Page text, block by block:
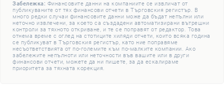
Забележка: Финансовите данни на компаниите се извличат от
публикуваните от тях финансови отчети в Търговския регистър. В
много редки случаи финансовите данни може да бъдат непълни или
неточно извлечени, за което са създадени автоматизирани вътрешни
контроли за тяхното откриване, и те се поправят от редактор. Това
отнема време с оглед на стотиците хиляди отчети, които всяка година
се публикуват в Търговския регистър, като ние поправяме
несъответствията от по-големите към по-малките компании. Ако
забележите непълноти или неточности във вашите или в други
финансови отчети, можете да ни пишете, за да ескалираме
приоритета за тяхната корекция.